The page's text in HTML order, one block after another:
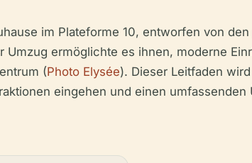
im Plateforme 10, entworfen von
ermöglichte es ihnen, moderne
(Photo Elysée). Dieser Leitfaden
eingehen und einen